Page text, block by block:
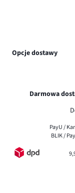
Opcje dostawy
Darmowa
PayU /
BLIK /